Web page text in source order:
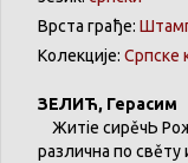
Врста грађе:
Колекције: Српске
ЗЕЛИЋ, Герасим
Житіе сирěчЬ
различна по свěту